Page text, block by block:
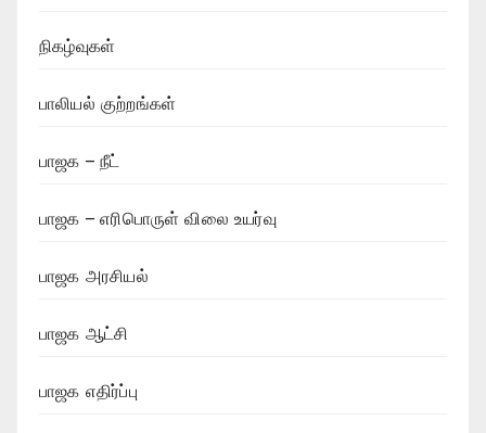
நிகழ்வுகள்
பாலியல் குற்றங்கள்
பாஜக – நீட்
பாஜக – எரிபொருள் விலை உயர்வு
பாஜக அரசியல்
பாஜக ஆட்சி
பாஜக எதிர்ப்பு